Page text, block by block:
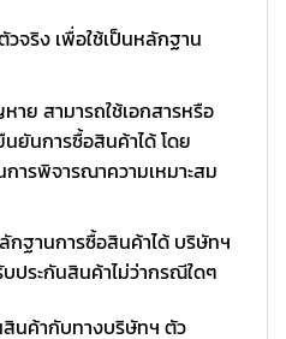
วจริง เพื่อใช้เป็นหลักฐาน
ย สามารถใช้เอกสารหรือ
ยันการซื้อสินค้าได้ โดย
ารพิจารณาความเหมาะสม
กฐานการซื้อสินค้าได้ บริษัทฯ
ประกันสินค้าไม่ว่ากรณีใดๆ
นค้ากับทางบริษัทฯ ตัว